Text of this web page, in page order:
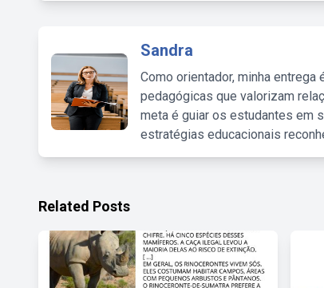
Sandra
Como orientador, minha
pedagógicas que valorizam
meta é guiar os estudantes em
estratégias educacionais
Related Posts